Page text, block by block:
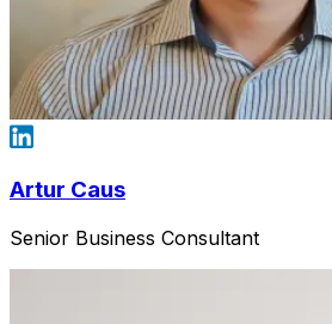
Artur Caus
Senior Business Consultant